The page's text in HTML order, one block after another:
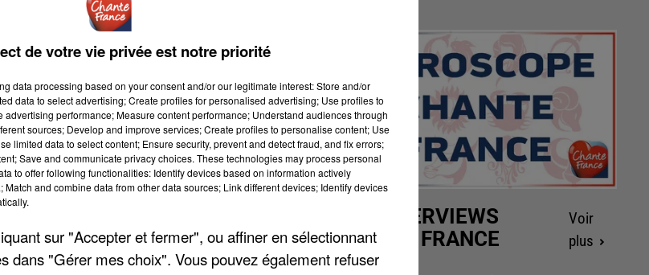
LES INTERVIEWS
CHANTE FRANCE
Voir
plus
de votre vie privée est notre priorité
data processing based on your consent and/or our legitimate interest: Store and/or
data to select advertising; Create profiles for personalised advertising; Use profiles to
performance; Measure content performance; Understand audiences through
sources; Develop and improve services; Create profiles to personalise content; Use
limited data to select content; Ensure security, prevent and detect fraud, and fix errors;
Save and communicate privacy choices. These technologies may process personal
to offer following functionalities: Identify devices based on information actively
and combine data from other data sources; Link different devices; Identify devices
sur "Accepter et fermer", ou affiner en sélectionnant
dans "Gérer mes choix". Vous pouvez également refuser